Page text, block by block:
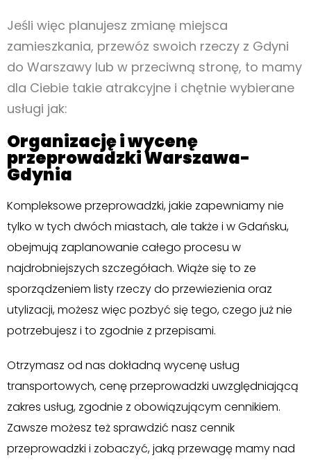
Jeśli więc planujesz zmianę miejsca
zamieszkania, przewóz swoich rzeczy z Gdyni
do Warszawy lub w przeciwną stronę, to mamy
dla Ciebie takie atrakcyjne i chętnie wybierane
usługi jak:
Organizację i wycenę
przeprowadzki Warszawa-
Gdynia
Kompleksowe przeprowadzki, jakie zapewniamy nie
tylko w tych dwóch miastach, ale także i w Gdańsku,
obejmują zaplanowanie całego procesu w
najdrobniejszych szczegółach. Wiąże się to ze
sporządzeniem listy rzeczy do przewiezienia oraz
utylizacji, możesz więc pozbyć się tego, czego już nie
potrzebujesz i to zgodnie z przepisami.
Otrzymasz od nas dokładną wycenę usług
transportowych, cenę przeprowadzki uwzględniającą
zakres usług, zgodnie z obowiązującym cennikiem.
Zawsze możesz też sprawdzić nasz cennik
przeprowadzki i zobaczyć, jaką przewagę mamy nad